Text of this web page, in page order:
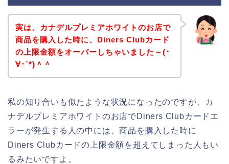
実は、カナデルプレミアホワイトのお店で
商品を購入した時に、Diners Clubカード
の上限金額をオーバーしちゃいました～(･
∀･`*)＾＾
私の知り合いも似たような状況になったのですが、カ
ナデルプレミアホワイトのお店でDiners Clubカードエ
ラーが発生する人の中には、商品を購入した時に
Diners Clubカードの上限金額を超えてしまった人もい
るみたいですよ。